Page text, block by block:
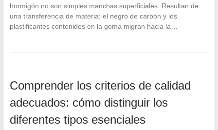
hormigón no son simples manchas superficiales. Resultan de
una transferencia de materia: el negro de carbón y los
plastificantes contenidos en la goma migran hacia la…
Comprender los criterios de calidad
adecuados: cómo distinguir los
diferentes tipos esenciales